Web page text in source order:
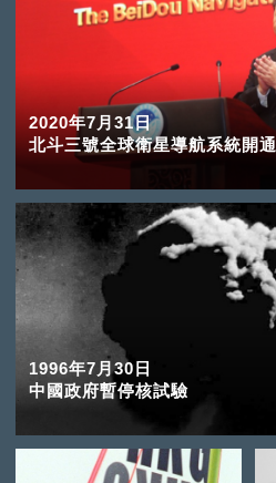
2020年7月31日
北斗三號全球衛星導航系統開通
1996年7月30日
中國政府暫停核試驗